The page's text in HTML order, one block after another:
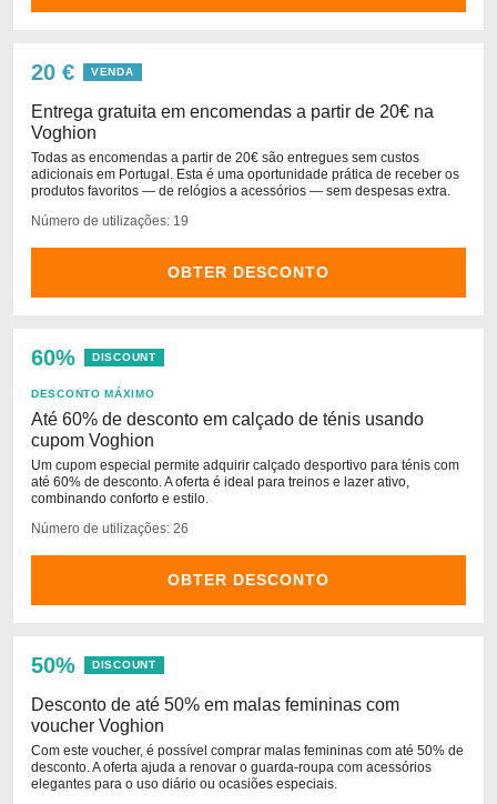
20 € VENDA
Entrega gratuita em encomendas a partir de 20€ na
Voghion
Todas as encomendas a partir de 20€ são entregues sem custos
adicionais em Portugal. Esta é uma oportunidade prática de receber os
produtos favoritos — de relógios a acessórios — sem despesas extra.
Número de utilizações: 19
OBTER DESCONTO
60% DISCOUNT
DESCONTO MÁXIMO
Até 60% de desconto em calçado de ténis usando
cupom Voghion
Um cupom especial permite adquirir calçado desportivo para ténis com
até 60% de desconto. A oferta é ideal para treinos e lazer ativo,
combinando conforto e estilo.
Número de utilizações: 26
OBTER DESCONTO
50% DISCOUNT
Desconto de até 50% em malas femininas com
voucher Voghion
Com este voucher, é possível comprar malas femininas com até 50% de
desconto. A oferta ajuda a renovar o guarda-roupa com acessórios
elegantes para o uso diário ou ocasiões especiais.